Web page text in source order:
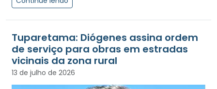
Tuparetama: Diógenes assina ordem
de serviço para obras em estradas
vicinais da zona rural
13 de julho de 2026